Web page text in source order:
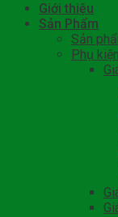
Giới thiệu
Sản Phẩm
Sản
Phụ